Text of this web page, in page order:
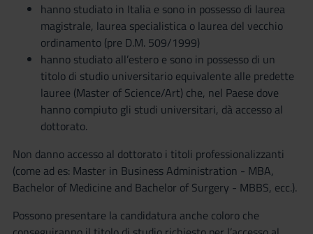
hanno studiato in Italia e sono in possesso di laurea
magistrale, laurea specialistica o laurea del vecchio
ordinamento (pre D.M. 509/1999)
hanno studiato all’estero e sono in possesso di un
titolo di studio universitario equivalente alle predette
lauree (Master of Science/Art) che, nel Paese dove
hanno compiuto gli studi universitari, dà accesso al
dottorato.
Non danno accesso al dottorato i titoli professionalizzanti
(come ad es: Master in Business Administration - MBA,
Bachelor of Medicine and Bachelor of Surgery - MBBS, ecc.).
Possono presentare la candidatura anche coloro che